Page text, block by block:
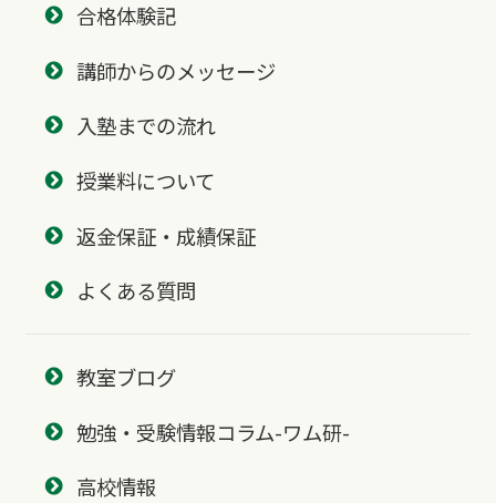
合格体験記
講師からのメッセージ
入塾までの流れ
授業料について
返金保証・成績保証
よくある質問
教室ブログ
勉強・受験情報コラム-ワム研-
高校情報